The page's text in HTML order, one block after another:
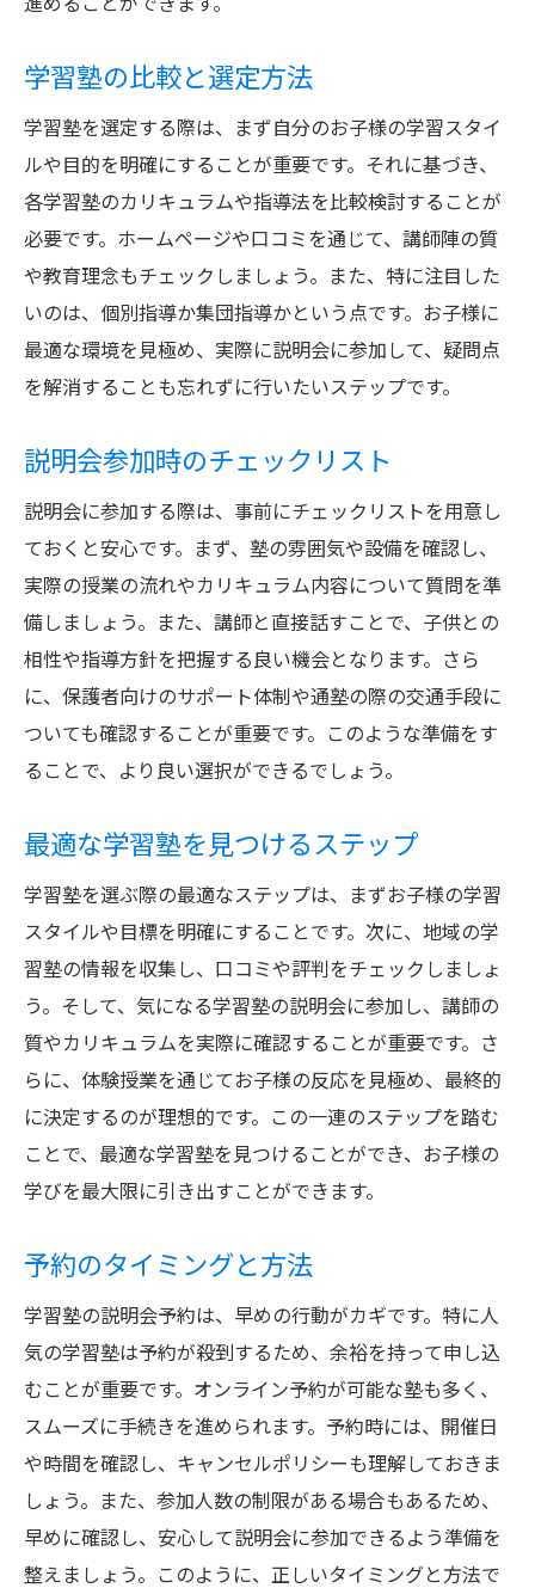
学習塾の比較と選定方法
学習塾を選定する際は、まず自分のお子様の学習スタイ
ルや目的を明確にすることが重要です。それに基づき、
各学習塾のカリキュラムや指導法を比較検討することが
必要です。ホームページや口コミを通じて、講師陣の質
や教育理念もチェックしましょう。また、特に注目した
いのは、個別指導か集団指導かという点です。お子様に
最適な環境を見極め、実際に説明会に参加して、疑問点
を解消することも忘れずに行いたいステップです。
説明会参加時のチェックリスト
説明会に参加する際は、事前にチェックリストを用意し
ておくと安心です。まず、塾の雰囲気や設備を確認し、
実際の授業の流れやカリキュラム内容について質問を準
備しましょう。また、講師と直接話すことで、子供との
相性や指導方針を把握する良い機会となります。さら
に、保護者向けのサポート体制や通塾の際の交通手段に
ついても確認することが重要です。このような準備をす
ることで、より良い選択ができるでしょう。
最適な学習塾を見つけるステップ
学習塾を選ぶ際の最適なステップは、まずお子様の学習
スタイルや目標を明確にすることです。次に、地域の学
習塾の情報を収集し、口コミや評判をチェックしましょ
う。そして、気になる学習塾の説明会に参加し、講師の
質やカリキュラムを実際に確認することが重要です。さ
らに、体験授業を通じてお子様の反応を見極め、最終的
に決定するのが理想的です。この一連のステップを踏む
ことで、最適な学習塾を見つけることができ、お子様の
学びを最大限に引き出すことができます。
予約のタイミングと方法
学習塾の説明会予約は、早めの行動がカギです。特に人
気の学習塾は予約が殺到するため、余裕を持って申し込
むことが重要です。オンライン予約が可能な塾も多く、
スムーズに手続きを進められます。予約時には、開催日
や時間を確認し、キャンセルポリシーも理解しておきま
しょう。また、参加人数の制限がある場合もあるため、
早めに確認し、安心して説明会に参加できるよう準備を
整えましょう。このように、正しいタイミングと方法で